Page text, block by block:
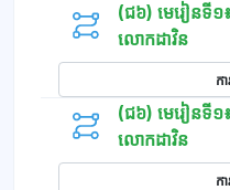
(ជ៦) មេរៀនទី១
លោកដាវិន
ក
(ជ៦) មេរៀនទី១
លោកដាវិន
ក